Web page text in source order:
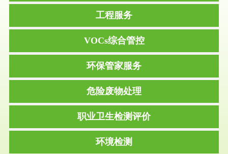
工程服务
VOCs综合管控
环保管家服务
危险废物处理
职业卫生检测评价
环境检测